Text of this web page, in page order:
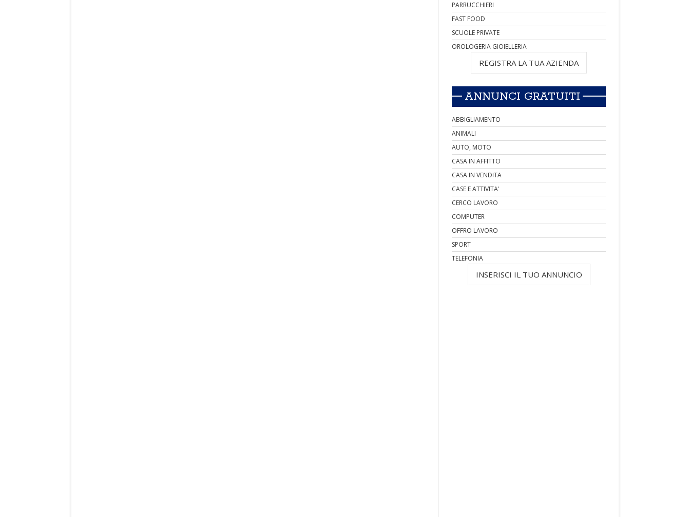
PARRUCCHIERI
FAST FOOD
SCUOLE PRIVATE
OROLOGERIA GIOIELLERIA
REGISTRA LA TUA AZIENDA
ANNUNCI GRATUITI
ABBIGLIAMENTO
ANIMALI
AUTO, MOTO
CASA IN AFFITTO
CASA IN VENDITA
CASE E ATTIVITA'
CERCO LAVORO
COMPUTER
OFFRO LAVORO
SPORT
TELEFONIA
INSERISCI IL TUO ANNUNCIO